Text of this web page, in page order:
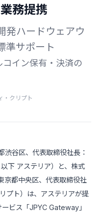
務提携
発ハードウェアウ
準サポート
イン保有・決済の
・クリプト
渋谷区、代表取締役社長：
下 アステリア）と、株式
京都中央区、代表取締役社
プト）は、アステリアが提
ビス「JPYC Gateway」